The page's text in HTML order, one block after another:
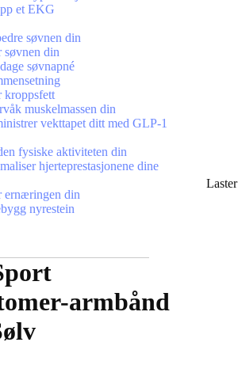
et EKG
søvnen din
søvnen din
søvnapné
kroppsfett
muskelmassen din
vekttapet ditt med GLP-1
fysiske aktiviteten din
hjerteprestasjonene dine
ernæringen din
nyrestein
armbånd